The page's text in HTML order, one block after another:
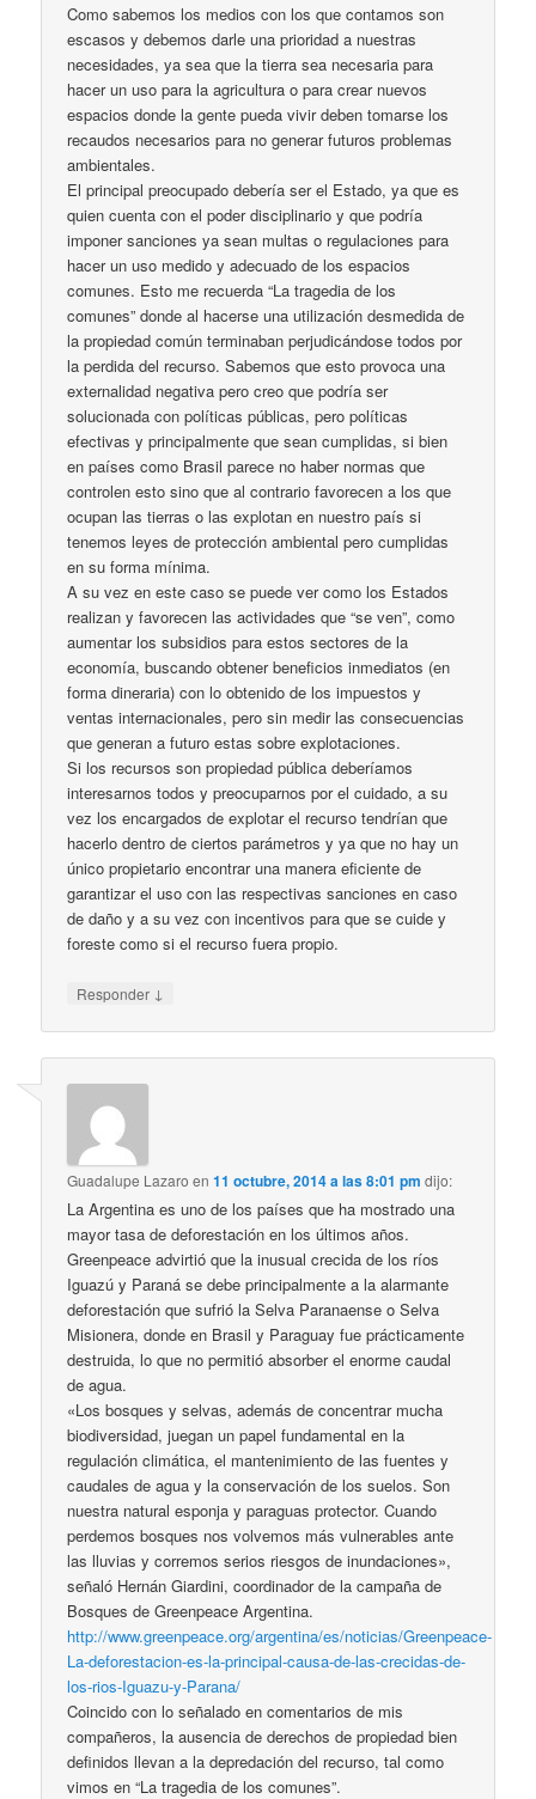
Como sabemos los medios con los que contamos son
escasos y debemos darle una prioridad a nuestras
necesidades, ya sea que la tierra sea necesaria para
hacer un uso para la agricultura o para crear nuevos
espacios donde la gente pueda vivir deben tomarse los
recaudos necesarios para no generar futuros problemas
ambientales.
El principal preocupado debería ser el Estado, ya que es
quien cuenta con el poder disciplinario y que podría
imponer sanciones ya sean multas o regulaciones para
hacer un uso medido y adecuado de los espacios
comunes. Esto me recuerda “La tragedia de los
comunes” donde al hacerse una utilización desmedida de
la propiedad común terminaban perjudicándose todos por
la perdida del recurso. Sabemos que esto provoca una
externalidad negativa pero creo que podría ser
solucionada con políticas públicas, pero políticas
efectivas y principalmente que sean cumplidas, si bien
en países como Brasil parece no haber normas que
controlen esto sino que al contrario favorecen a los que
ocupan las tierras o las explotan en nuestro país si
tenemos leyes de protección ambiental pero cumplidas
en su forma mínima.
A su vez en este caso se puede ver como los Estados
realizan y favorecen las actividades que “se ven”, como
aumentar los subsidios para estos sectores de la
economía, buscando obtener beneficios inmediatos (en
forma dineraria) con lo obtenido de los impuestos y
ventas internacionales, pero sin medir las consecuencias
que generan a futuro estas sobre explotaciones.
Si los recursos son propiedad pública deberíamos
interesarnos todos y preocuparnos por el cuidado, a su
vez los encargados de explotar el recurso tendrían que
hacerlo dentro de ciertos parámetros y ya que no hay un
único propietario encontrar una manera eficiente de
garantizar el uso con las respectivas sanciones en caso
de daño y a su vez con incentivos para que se cuide y
foreste como si el recurso fuera propio.
Responder ↓
Guadalupe Lazaro en11 octubre, 2014 a las 8:01 pm dijo:
La Argentina es uno de los países que ha mostrado una
mayor tasa de deforestación en los últimos años.
Greenpeace advirtió que la inusual crecida de los ríos
Iguazú y Paraná se debe principalmente a la alarmante
deforestación que sufrió la Selva Paranaense o Selva
Misionera, donde en Brasil y Paraguay fue prácticamente
destruida, lo que no permitió absorber el enorme caudal
de agua.
«Los bosques y selvas, además de concentrar mucha
biodiversidad, juegan un papel fundamental en la
regulación climática, el mantenimiento de las fuentes y
caudales de agua y la conservación de los suelos. Son
nuestra natural esponja y paraguas protector. Cuando
perdemos bosques nos volvemos más vulnerables ante
las lluvias y corremos serios riesgos de inundaciones»,
señaló Hernán Giardini, coordinador de la campaña de
Bosques de Greenpeace Argentina.
http://www.greenpeace.org/argentina/es/noticias/Greenpeace-
La-deforestacion-es-la-principal-causa-de-las-crecidas-de-
los-rios-Iguazu-y-Parana/
Coincido con lo señalado en comentarios de mis
compañeros, la ausencia de derechos de propiedad bien
definidos llevan a la depredación del recurso, tal como
vimos en “La tragedia de los comunes”.